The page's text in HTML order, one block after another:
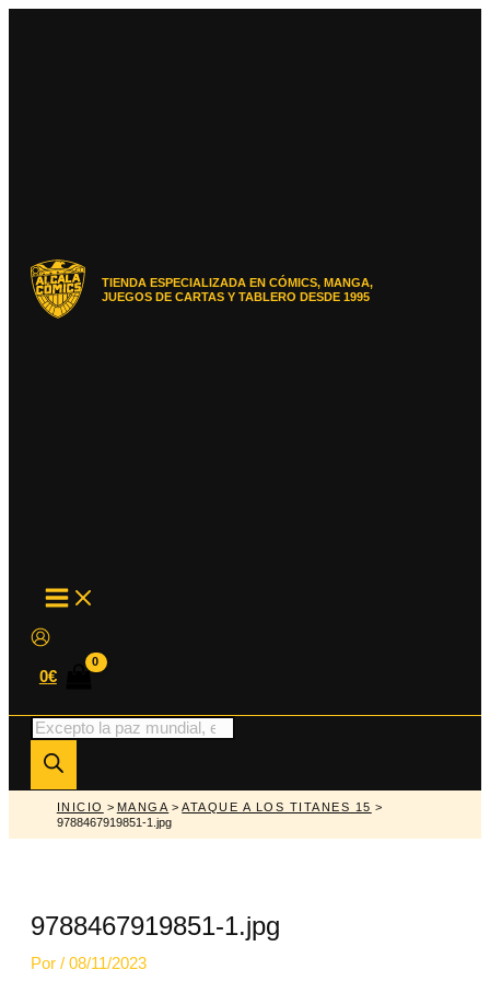
TIENDA ESPECIALIZADA EN CÓMICS, MANGA,
JUEGOS DE CARTAS Y TABLERO DESDE 1995
MAIN
MENU
0€
Búsqueda
de
productos
INICIO > MANGA >ATAQUE A LOS TITANES 15 >
9788467919851-1.jpg
9788467919851-1.jpg
Por / 08/11/2023